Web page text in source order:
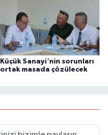
Küçük Sanayi'nin sorunları
ortak masada çözülecek